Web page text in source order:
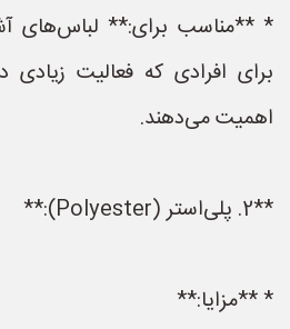
* **مناسب برای:** لباس‌های
برای افرادی که فعالیت
اهمیت می‌دهند.
**2. پلی‌استر (Polyester):**
* **مزایا:**